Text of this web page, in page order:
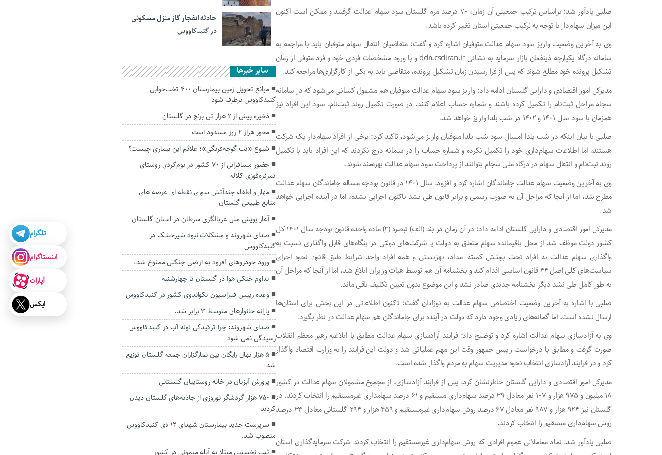
صلبی یادآور شد: براساس ترکیب جمعیتی آن زمان، ۷۰ درصد مرم گلستان سود سهام عدالت گرفتند و ممکن است اکنون
این میزان سهام‌دار با توجه به ترکیب جمعیتی استان تغییر کرده باشد.
وی به آخرین وضعیت واریز سود سهام عدالت متوفیان اشاره کرد و گفت: متقاضیان انتقال سهام متوفیان باید با مراجعه به
سامانه درگاه یکپارچه ذینفعان بازار سرمایه به نشانی ddn.csdiran.ir و با ورود مشخصات فردی خود و فرد متوفی از زمان
تشکیل پرونده خود مطلع شوند که پس از فرا رسیدن زمان تشکیل پرونده، متقاضی باید به یکی از کارگزاری‌ها مراجعه کند.
مدیرکل امور اقتصادی و دارایی گلستان ادامه داد: واریز سود سهام عدالت متوفیان هم مشمول کسانی می‌شود که در سامانه
سجام مراحل ثبت‌نام را تکمیل کرده باشند و شماره حساب اعلام کنند. در صورت تکمیل روند ثبت‌نام، سود این افراد نیز
همزمان با سود سال ۱۴۰۱ و ۱۴۰۲ در شب یلدا واریز خواهد شد.
صلبی با بیان اینکه در شب یلدا امسال سود شب یلدا متوفیان واریز می‌شود، تاکید کرد: برخی از افراد سهام‌دار یک شرکت
هستند، اما اطلاعات سهام‌داری خود را تکمیل نکرده و شماره حساب را در سامانه درج نکردند که این افراد باید با تکمیل
روند ثبت‌نام و انتقال سهام در درگاه ملی سجام بتوانند از پرداخت سود سهام عدالت بهره‌مند شوند.
وی به آخرین وضعیت سهام عدالت جاماندگان اشاره کرد و افزود: سال ۱۴۰۱ در قانون بودجه مساله جاماندگان سهام عدالت
مطرح شد، اما از آنجا که مراحل آن به صورت رسمی و برابر قانون طی نشد تاکنون اجرایی نشده، اما در آینده اجرایی خواهد
شد.
مدیرکل امور اقتصادی و دارایی گلستان ادامه داد: در آن زمان در بند (الف) تبصره (۲) ماده واحده قانون بودجه سال ۱۴۰۱ کل
کشور دولت موظف شد از محل باقیمانده سهام متعلق به دولت یا شرکت‌های دولتی در بنگاه‌های قابل واگذاری نسبت به
واگذاری سهام عدالت به افراد تحت پوشش کمیته امداد، بهزیستی و همه افراد واجد شرایط طبق قانون نحوه اجرای
سیاست‌های کلی اصل ۴۴ قانون اساسی اقدام کند و بخشنامه آن هم توسط هیات وزیران ابلاغ شد، اما از آنجا که مراحل آن
به طور کامل طی نشد دیگر بخشنامه جدیدی صادر نشد و این موضوع بدون تعیین تکلیف باقی ماند.
صلبی با اشاره به آخرین وضعیت اختصاص سهام عدالت به نوزادان گفت: تاکنون اطلاعاتی در این بخش برای استان‌ها
ارسال نشده است، اما گمانه‌های زیادی وجود دارد که دولت در آینده برای جاماندگان هم سهام عدالت در نظر بگیرد.
وی به آزادسازی سهام عدالت اشاره کرد و توضیح داد: فرایند آزادسازی سهام عدالت مطابق با ابلاغیه رهبر معظم انقلاب
صورت گرفت و مطابق با درخواست رییس جمهور وقت این مهم عملیاتی شد و دولت این فرایند را به وزارت اقتصاد واگذار
کرد و در فرایند آزادسازی انتخاب نحوه مدیریت سهام به مردم واگذار شده است.
مدیرکل امور اقتصادی و دارایی گلستان خاطرنشان کرد: پس از فرایند آزادسازی، از مجموع مشمولان سهام عدالت در کشور
۱۸ میلیون و ۹۷۵ هزار و ۱۰۷ نفر معادل ۳۹ درصد سهام‌داری مستقیم و ۶۱ درصد سهامداری غیرمستقیم را انتخاب کردند. در
گلستان نیز ۹۲۴ هزار و ۹۸۷ نفر معادل ۶۷ درصد روش سهام‌داری غیرمستقیم و ۴۵۹ هزار و ۲۹۴ گلستانی معادل ۳۳ درصد
روش سهام‌داری مستقیم را انتخاب کردند.
صلبی یادآور شد: نماد معاملاتی عموم افرادی که روش سهام‌داری غیرمستقیم را انتخاب کردند شرکت سرمایه‌گذاری استان
حادثه انفجار گاز منزل مسکونی
در گنبدکاووس
سایر خبرها
موانع تحویل زمین بیمارستان ۴۰۰ تخت‌خوابی
گنبدکاووس برطرف شود
ذخیره بیش از ۲ هزار تن برنج در گلستان
محور هراز ۲ روز مسدود است
شیوع «تب گوجه‌فرنگی»؛ علائم این بیماری چیست؟
حضور مسافرانی از ۷۰ کشور در بوم‌گردی روستای
تمرقره‌قوزی کلاله
مهار و اطفاء چندآتش سوزی نقطه ای عرصه های
منابع طبیعی گلستان
آغاز پویش ملی غربالگری سرطان در استان گلستان
صدای شهروند و مشکلات نبود شیرخشک در
گنبدکاووس
ورود خودروهای آفرود به اراضی جنگلی ممنوع شد.
تداوم خنکی هوا در گلستان تا چهارشنبه
وعده رییس فدراسیون تکواندوی کشور در گنبدکاووس
یارانه خانوارهای متوسط ۳ برابر شد.
صدای شهروند: چرا ترکیدگی لوله آب در گنبدکاووس
رسیدگی نمی شود
۵ هزار نهال رایگان بین نمازگزاران جمعه گلستان توزیع
شد
پرورش آبزیان در خانه روستاییان گلستانی
۷۵۰ هزار گردشگر نوروزی از جاذبه‌های گلستان دیدن
کردند
سرپرست جدید بیمارستان شهدای ۱۲ دی گنبدکاووس‌
منصوب شد.
ثبت نخستين مبتلا به آبله میمونی در کشور
تلگرام
اینستاگرام
آپارات
ایکس